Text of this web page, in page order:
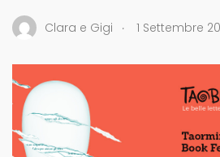
Clara e Gigi . 1 Settembre